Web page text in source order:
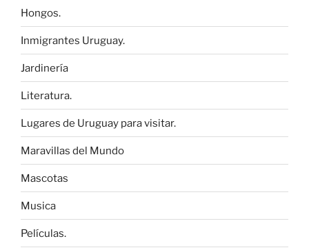
Hongos.
Inmigrantes Uruguay.
Jardinería
Literatura.
Lugares de Uruguay para visitar.
Maravillas del Mundo
Mascotas
Musica
Películas.